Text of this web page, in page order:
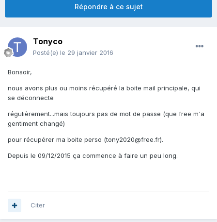
Répondre à ce sujet
Tonyco
Posté(e) le 29 janvier 2016
Bonsoir,
nous avons plus ou moins récupéré la boite mail principale, qui
se déconnecte
régulièrement...mais toujours pas de mot de passe (que free m'a
gentiment changé)
pour récupérer ma boite perso (tony2020@free.fr).
Depuis le 09/12/2015 ça commence à faire un peu long.
Citer